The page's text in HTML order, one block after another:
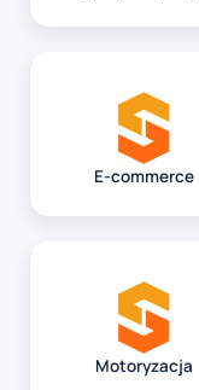
E-commerce
Motoryzacja